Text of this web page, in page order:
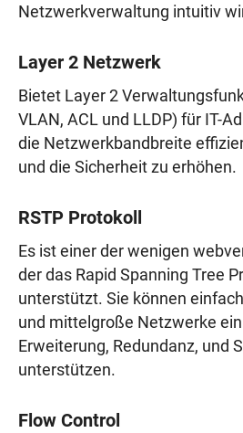
Netzwerkverwaltung intuitiv
Layer 2 Netzwerk
Bietet Layer 2
VLAN, ACL und LLDP) für IT-
die Netzwerkbandbreite
und die Sicherheit zu erhöhen.
RSTP Protokoll
Es ist einer der wenigen
der das Rapid Spanning Tree
unterstützt. Sie können
und mittelgroße Netzwerke
Erweiterung, Redundanz, und
unterstützen.
Flow Control